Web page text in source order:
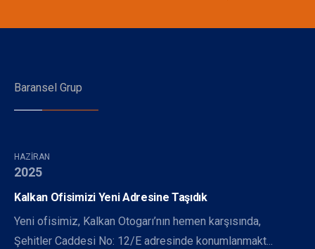
Baransel Grup
HAZIRAN
2025
Kalkan Ofisimizi Yeni Adresine Taşıdık
Yeni ofisimiz, Kalkan Otogarı’nın hemen karşısında,
Şehitler Caddesi No: 12/E adresinde konumlanmakt...